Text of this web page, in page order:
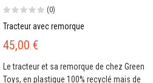
(0)
Tracteur avec remorque
45,00 €
Le tracteur et sa remorque de chez Green
Toys, en plastique 100% recyclé mais de